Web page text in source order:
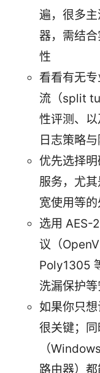
遍，很多
器，需结
性
看看有无
流（split
性评测、以
日志策略
优先选择明
服务，尤
宽使用等
选用 AES-
议（
Poly1305
洗漏保护
如果你只
很关键；
（
路由器）